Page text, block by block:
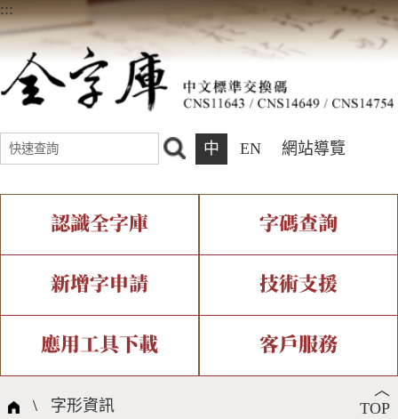
:::
中 EN 網站導覽
認識全字庫
全字庫介紹 全字庫現況
中文碼介紹 專有名詞介紹
國際字碼相關組織
字碼查詢
IDS查詢 部件查詢
複合查詢 注音查詢
筆畫查詢
新增字申請
新字申請處理流程
技術支援
字形即時顯示 造字解決方案
全字庫授權 轉碼Web Service
應用工具下載
個人電腦造字處理工具
客戶服務
問題集
︿
TOP
\ 字形資訊